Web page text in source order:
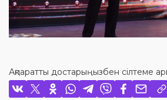
Ақпаратты достарыңызбен сілтеме